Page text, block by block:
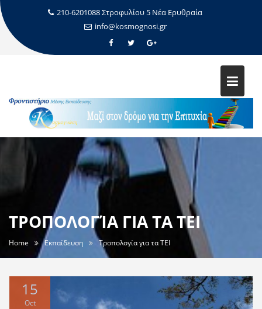
210-6201088 Στροφυλίου 5 Νέα Ερυθραία
info@kosmognosi.gr
ΤΡΟΠΟΛΟΓΊΑ ΓΙΑ ΤΑ ΤΕΙ
Home Εκπαίδευση Τροπολογία για τα ΤΕΙ
15
Oct